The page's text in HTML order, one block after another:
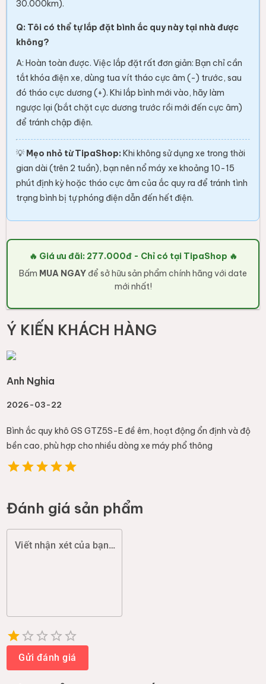
30.000km).
Q: Tôi có thể tự lắp đặt bình ắc quy này tại nhà được
không?
A: Hoàn toàn được. Việc lắp đặt rất đơn giản: Bạn chỉ cần
tắt khóa điện xe, dùng tua vít tháo cực âm (-) trước, sau
đó tháo cực dương (+). Khi lắp bình mới vào, hãy làm
ngược lại (bắt chặt cực dương trước rồi mới đến cực âm)
để tránh chập điện.
💡 Mẹo nhỏ từ TipaShop: Khi không sử dụng xe trong thời
gian dài (trên 2 tuần), bạn nên nổ máy xe khoảng 10-15
phút định kỳ hoặc tháo cực âm của ắc quy ra để tránh tình
trạng bình bị tự phóng điện dẫn đến hết điện.
🔥 Giá ưu đãi: 277.000đ - Chỉ có tại TipaShop 🔥
Bấm MUA NGAY để sở hữu sản phẩm chính hãng với date
mới nhất!
Ý KIẾN KHÁCH HÀNG
Anh Nghia
2026-03-22
Bình ắc quy khô GS GTZ5S-E đề êm, hoạt động ổn định và độ
bền cao, phù hợp cho nhiều dòng xe máy phổ thông
Đánh giá sản phẩm
Viết nhận xét của bạn (chất lượng, đóng gói, giao hàng...)
1 Star
2 Stars
3 Stars
4 Stars
5 Stars
Gửi đánh giá